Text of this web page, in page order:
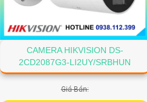
CAMERA HIKVISION DS-
2CD2087G3-LI2UY/SRBHUN
Giá Bán: